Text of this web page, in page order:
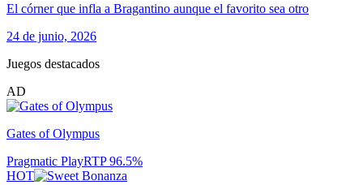
El córner que infla a Bragantino aunque el favorito sea otro
24 de junio, 2026
Juegos destacados
AD
Gates of Olympus
Pragmatic PlayRTP96.5%
HOT